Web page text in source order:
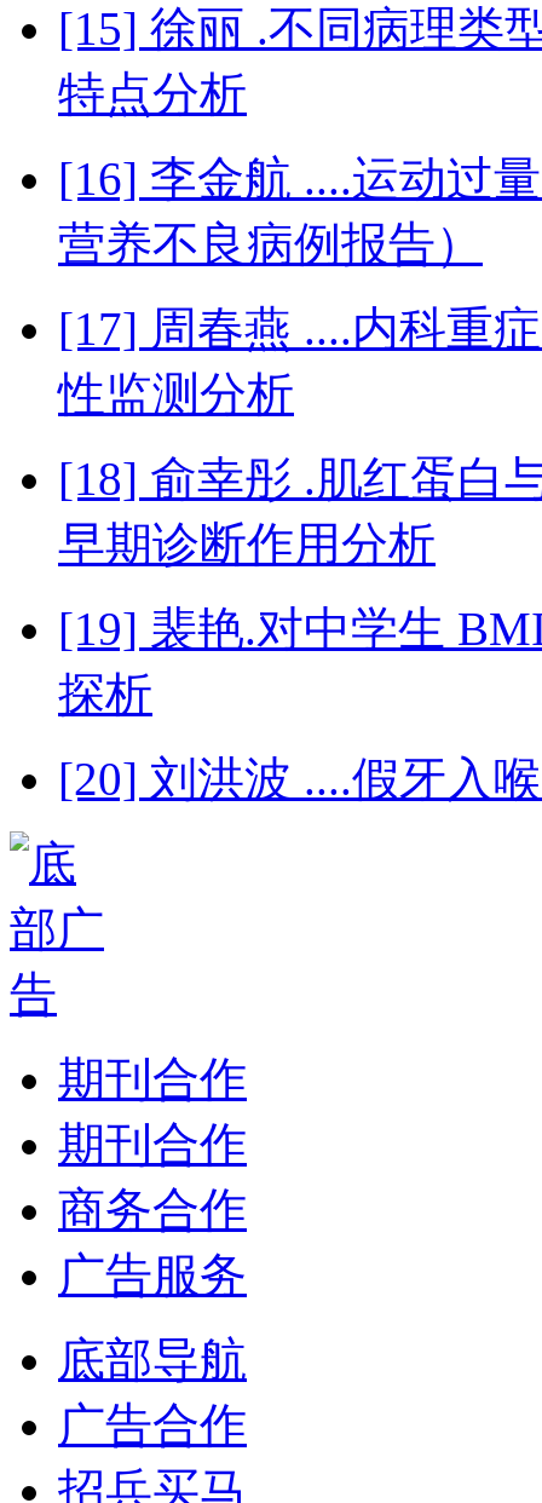
[15] 徐丽 .不同病理类
特点分析
[16] 李金航 ....运动过
营养不良病例报告）
[17] 周春燕 ....内科重
性监测分析
[18] 俞幸彤 .肌红蛋白
早期诊断作用分析
[19] 裴艳.对中学生
探析
[20] 刘洪波 ....假牙入
期刊合作
期刊合作
商务合作
广告服务
底部导航
广告合作
招兵买马